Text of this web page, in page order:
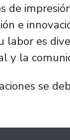
de
e
es
y la
se